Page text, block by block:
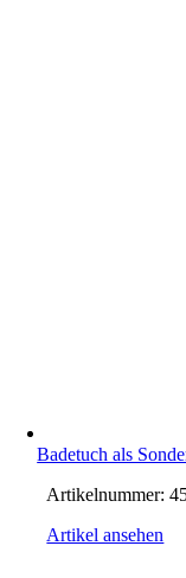
Badetuch als
Artikelnummer:
Artikel ansehen